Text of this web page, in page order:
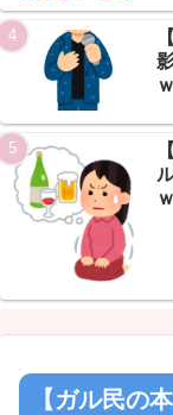
ｗ
【ガル民の